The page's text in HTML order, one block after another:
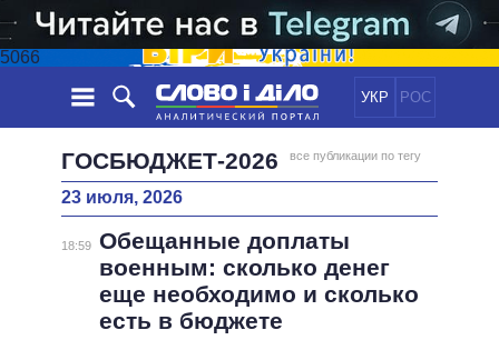
5066
УКР РОС
НОВОСТИ
ЛЕНТА
СОБЫТИЯ
СТАТЬИ
МНЕНИЯ
ЭКОНОМИКА
ОБЩЕСТВО
МИР
ПОЛИТИКИ
ВСЕ ПОЛИТИКИ
ПРЕЗИДЕНТ И ОФИС
ИНФОГРАФИКА
ГОСБЮДЖЕТ-2026 все публикации по тегу
23 июля, 2026
18:59 Обещанные доплаты
военным: сколько денег
еще необходимо и сколько
есть в бюджете